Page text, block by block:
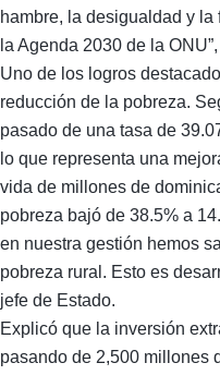
hambre, la desigualdad y
la Agenda 2030 de la
Uno de los logros
reducción de la pobreza.
pasado de una tasa de
lo que representa una
vida de millones de
pobreza bajó de 38.5% a
en nuestra gestión hemos
pobreza rural. Esto es
jefe de Estado.
Explicó que la inversión
pasando de 2,500 millones